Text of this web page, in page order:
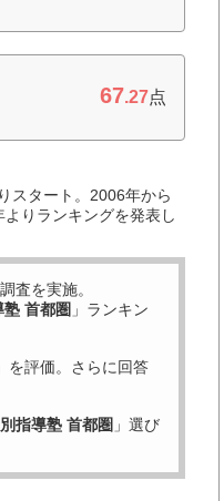
67.27点
スタート。2006年から
りランキングを発表し
査を実施。
首都圏 」ランキン
」を評価。さらに回答
指導塾 首都圏 」選び